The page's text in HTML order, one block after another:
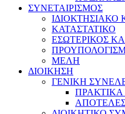
ΣΥΝΕΤΑΙΡΙΣΜΟΣ
ΙΔΙΟΚΤΗΣΙΑΚΟ
ΚΑΤΑΣΤΑΤΙΚΟ
ΕΣΩΤΕΡΙΚΟΣ
ΜΕΛΗ
ΔΙΟΙΚΗΣΗ
ΓΕΝΙΚΗ